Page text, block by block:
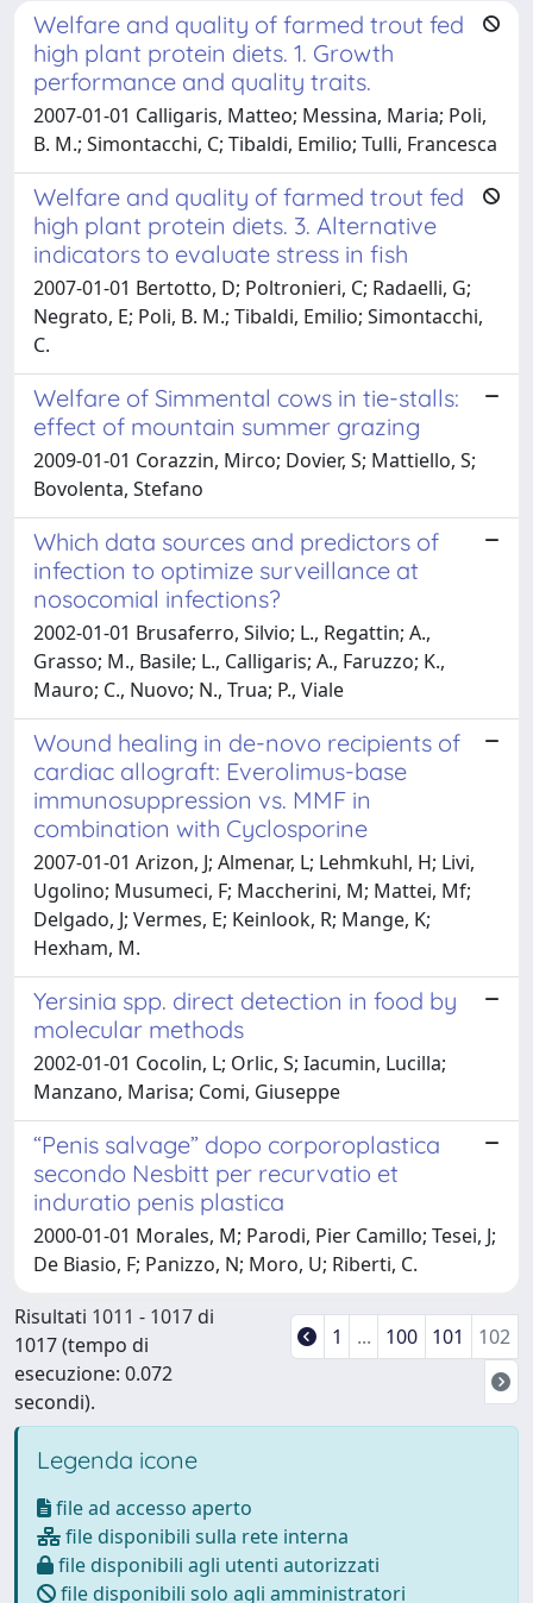
Welfare and quality of farmed trout fed
high plant protein diets. 1. Growth
performance and quality traits.
2007-01-01 Calligaris, Matteo; Messina, Maria; Poli,
B. M.; Simontacchi, C; Tibaldi, Emilio; Tulli, Francesca
Welfare and quality of farmed trout fed
high plant protein diets. 3. Alternative
indicators to evaluate stress in fish
2007-01-01 Bertotto, D; Poltronieri, C; Radaelli, G;
Negrato, E; Poli, B. M.; Tibaldi, Emilio; Simontacchi,
C.
Welfare of Simmental cows in tie-stalls:
effect of mountain summer grazing
2009-01-01 Corazzin, Mirco; Dovier, S; Mattiello, S;
Bovolenta, Stefano
Which data sources and predictors of
infection to optimize surveillance at
nosocomial infections?
2002-01-01 Brusaferro, Silvio; L., Regattin; A.,
Grasso; M., Basile; L., Calligaris; A., Faruzzo; K.,
Mauro; C., Nuovo; N., Trua; P., Viale
Wound healing in de-novo recipients of
cardiac allograft: Everolimus-base
immunosuppression vs. MMF in
combination with Cyclosporine
2007-01-01 Arizon, J; Almenar, L; Lehmkuhl, H; Livi,
Ugolino; Musumeci, F; Maccherini, M; Mattei, Mf;
Delgado, J; Vermes, E; Keinlook, R; Mange, K;
Hexham, M.
Yersinia spp. direct detection in food by
molecular methods
2002-01-01 Cocolin, L; Orlic, S; Iacumin, Lucilla;
Manzano, Marisa; Comi, Giuseppe
“Penis salvage” dopo corporoplastica
secondo Nesbitt per recurvatio et
induratio penis plastica
2000-01-01 Morales, M; Parodi, Pier Camillo; Tesei, J;
De Biasio, F; Panizzo, N; Moro, U; Riberti, C.
Risultati 1011 - 1017 di
1017 (tempo di
esecuzione: 0.072
secondi).
1 ... 100 101 102
Legenda icone
file ad accesso aperto
file disponibili sulla rete interna
file disponibili agli utenti autorizzati
file disponibili solo agli amministratori